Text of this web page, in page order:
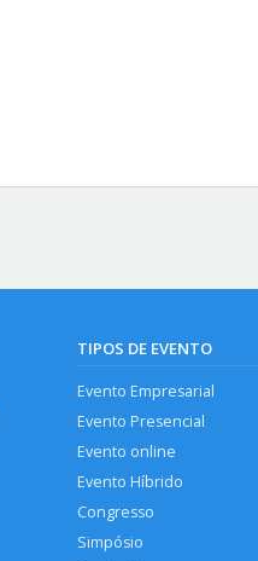
TIPOS DE EVENTO
Evento Empresarial
Evento Presencial
Evento online
Evento Híbrido
Congresso
Simpósio